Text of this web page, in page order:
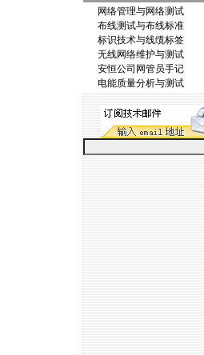
网络管理与网络测试
布线测试与布线标准
标识技术与线缆标签
无线网络维护与测试
安恒公司网管员手记
电能质量分析与测试